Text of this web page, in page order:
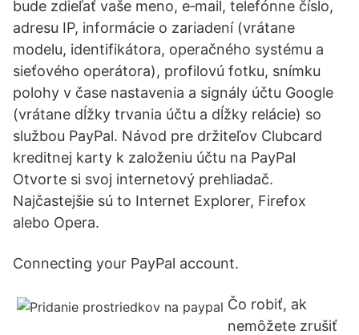
bude zdieľať vaše meno, e‑mail, telefónne číslo,
adresu IP, informácie o zariadení (vrátane
modelu, identifikátora, operačného systému a
sieťového operátora), profilovú fotku, snímku
polohy v čase nastavenia a signály účtu Google
(vrátane dĺžky trvania účtu a dĺžky relácie) so
službou PayPal. Návod pre držiteľov Clubcard
kreditnej karty k založeniu účtu na PayPal
Otvorte si svoj internetový prehliadač.
Najčastejšie sú to Internet Explorer, Firefox
alebo Opera.
Connecting your PayPal account.
Čo robiť, ak
nemôžete zrušiť